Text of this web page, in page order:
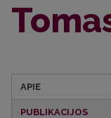
APIE
PUBLIKACIJOS